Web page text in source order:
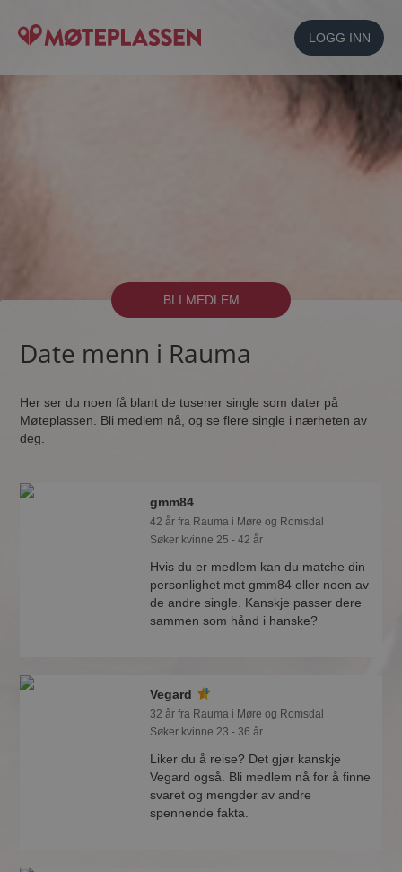
LOGG INN
BLI MEDLEM
Date menn i Rauma
Her ser du noen få blant de tusener single som dater på
Møteplassen. Bli medlem nå, og se flere single i nærheten av
deg.
gmm84
42 år fra Rauma i Møre og Romsdal
Søker kvinne 25 - 42 år
Hvis du er medlem kan du matche din
personlighet mot gmm84 eller noen av
de andre single. Kanskje passer dere
sammen som hånd i hanske?
Vegard
32 år fra Rauma i Møre og Romsdal
Søker kvinne 23 - 36 år
Liker du å reise? Det gjør kanskje
Vegard også. Bli medlem nå for å finne
svaret og mengder av andre
spennende fakta.